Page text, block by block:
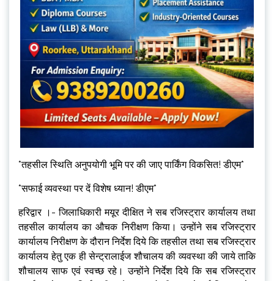
*तहसील स्थिति अनुपयोगी भूमि पर की जाए पार्किंग विकसित! डीएम*
*सफाई व्यवस्था पर दें विशेष ध्यान! डीएम*
हरिद्वार ।- जिलाधिकारी मयूर दीक्षित ने सब रजिस्ट्रार कार्यालय तथा
तहसील कार्यालय का औचक निरीक्षण किया। उन्होंने सब रजिस्ट्रार
कार्यालय निरीक्षण के दौरान निर्देश दिये कि तहसील तथा सब रजिस्ट्रार
कार्यालय हेतु एक ही सेन्ट्रालाईज शौचालय की व्यवस्था की जाये ताकि
शौचालय साफ एवं स्वच्छ रहे। उन्होंने निर्देश दिये कि सब रजिस्ट्रार